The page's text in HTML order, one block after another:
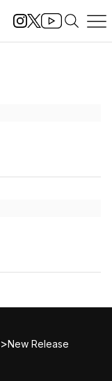
>New Release